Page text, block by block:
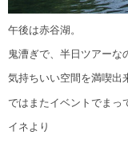
午後は赤谷湖。
鬼漕ぎで、半日ツアーな
気持ちいい空間を満喫出
ではまたイベントでまっ
イネより